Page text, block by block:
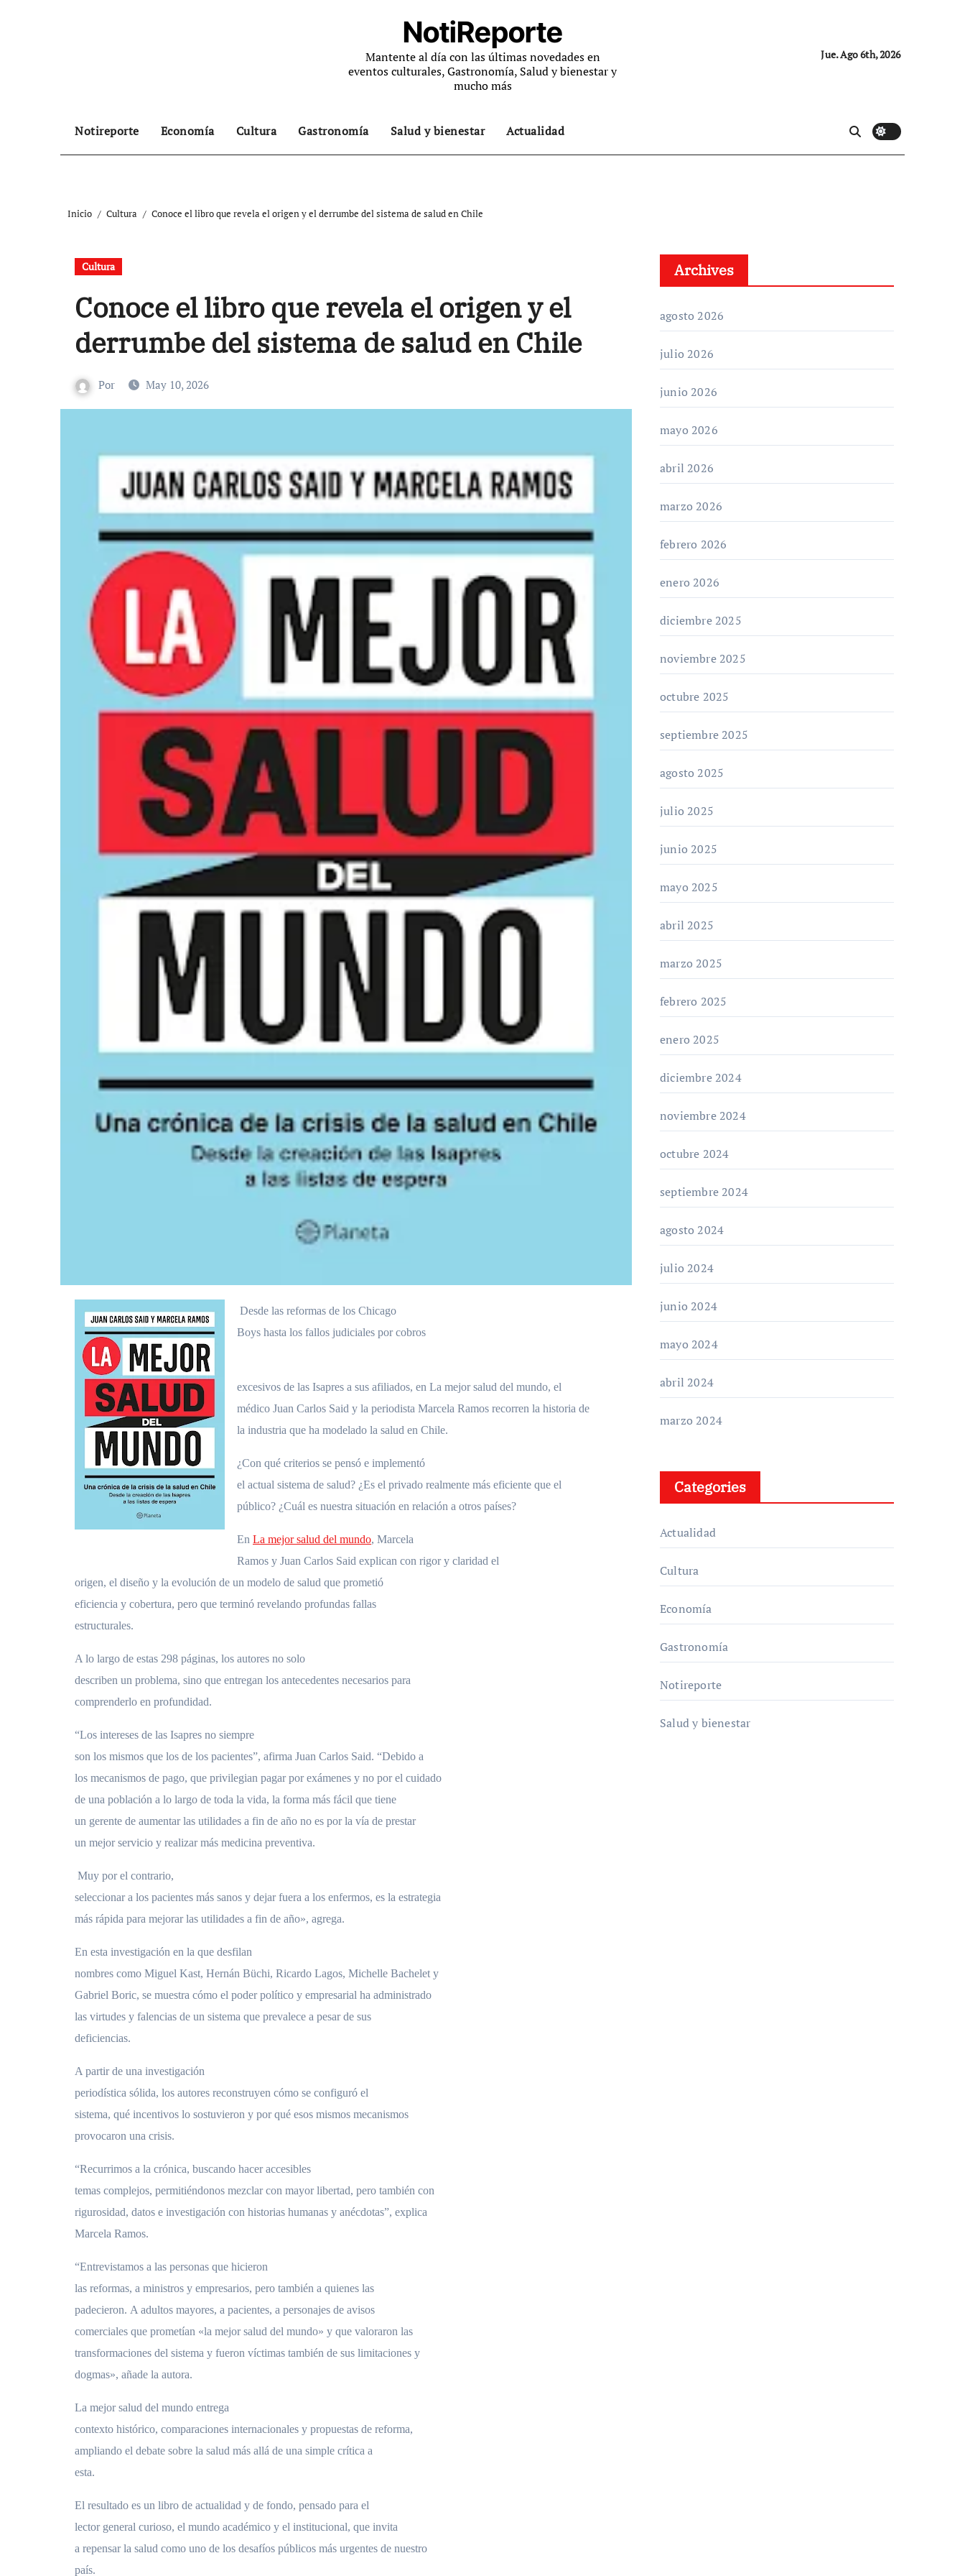
NotiReporte
Mantente al día con las últimas novedades en
eventos culturales, Gastronomía, Salud y bienestar y
mucho más
Jue. Ago 6th, 2026
Notireporte Economía Cultura Gastronomía Salud y bienestar Actualidad
Inicio Cultura Conoce el libro que revela el origen y el derrumbe del sistema de salud en Chile
Cultura
Conoce el libro que revela el origen y el
derrumbe del sistema de salud en Chile
Por May 10, 2026
Desde las reformas de los Chicago
Boys hasta los fallos judiciales por cobros
excesivos de las Isapres a sus afiliados, en La mejor salud del mundo, el
médico Juan Carlos Said y la periodista Marcela Ramos recorren la historia de
la industria que ha modelado la salud en Chile.
¿Con qué criterios se pensó e implementó
el actual sistema de salud? ¿Es el privado realmente más eficiente que el
público? ¿Cuál es nuestra situación en relación a otros países?
En La mejor salud del mundo, Marcela
Ramos y Juan Carlos Said explican con rigor y claridad el
origen, el diseño y la evolución de un modelo de salud que prometió
eficiencia y cobertura, pero que terminó revelando profundas fallas
estructurales.
A lo largo de estas 298 páginas, los autores no solo
describen un problema, sino que entregan los antecedentes necesarios para
comprenderlo en profundidad.
“Los intereses de las Isapres no siempre
son los mismos que los de los pacientes”, afirma Juan Carlos Said. “Debido a
los mecanismos de pago, que privilegian pagar por exámenes y no por el cuidado
de una población a lo largo de toda la vida, la forma más fácil que tiene
un gerente de aumentar las utilidades a fin de año no es por la vía de prestar
un mejor servicio y realizar más medicina preventiva.
Muy por el contrario,
seleccionar a los pacientes más sanos y dejar fuera a los enfermos, es la estrategia
más rápida para mejorar las utilidades a fin de año», agrega.
En esta investigación en la que desfilan
nombres como Miguel Kast, Hernán Büchi, Ricardo Lagos, Michelle Bachelet y
Gabriel Boric, se muestra cómo el poder político y empresarial ha administrado
las virtudes y falencias de un sistema que prevalece a pesar de sus
deficiencias.
A partir de una investigación
periodística sólida, los autores reconstruyen cómo se configuró el
sistema, qué incentivos lo sostuvieron y por qué esos mismos mecanismos
provocaron una crisis.
“Recurrimos a la crónica, buscando hacer accesibles
temas complejos, permitiéndonos mezclar con mayor libertad, pero también con
rigurosidad, datos e investigación con historias humanas y anécdotas”, explica
Marcela Ramos.
“Entrevistamos a las personas que hicieron
las reformas, a ministros y empresarios, pero también a quienes las
padecieron. A adultos mayores, a pacientes, a personajes de avisos
comerciales que prometían «la mejor salud del mundo» y que valoraron las
transformaciones del sistema y fueron víctimas también de sus limitaciones y
dogmas», añade la autora.
La mejor salud del mundo entrega
contexto histórico, comparaciones internacionales y propuestas de reforma,
ampliando el debate sobre la salud más allá de una simple crítica a
esta.
El resultado es un libro de actualidad y de fondo, pensado para el
lector general curioso, el mundo académico y el institucional, que invita
a repensar la salud como uno de los desafíos públicos más urgentes de nuestro
país.
Archives
agosto 2026
julio 2026
junio 2026
mayo 2026
abril 2026
marzo 2026
febrero 2026
enero 2026
diciembre 2025
noviembre 2025
octubre 2025
septiembre 2025
agosto 2025
julio 2025
junio 2025
mayo 2025
abril 2025
marzo 2025
febrero 2025
enero 2025
diciembre 2024
noviembre 2024
octubre 2024
septiembre 2024
agosto 2024
julio 2024
junio 2024
mayo 2024
abril 2024
marzo 2024
Categories
Actualidad
Cultura
Economía
Gastronomía
Notireporte
Salud y bienestar